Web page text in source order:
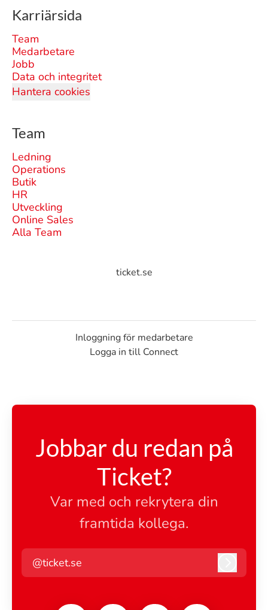
Karriärsida
Team
Medarbetare
Jobb
Data och integritet
Hantera cookies
Team
Ledning
Operations
Butik
HR
Utveckling
Online Sales
Alla Team
ticket.se
Inloggning för medarbetare
Logga in till Connect
Jobbar du redan på
Ticket?
Var med och rekrytera din
framtida kollega.
@ticket.se